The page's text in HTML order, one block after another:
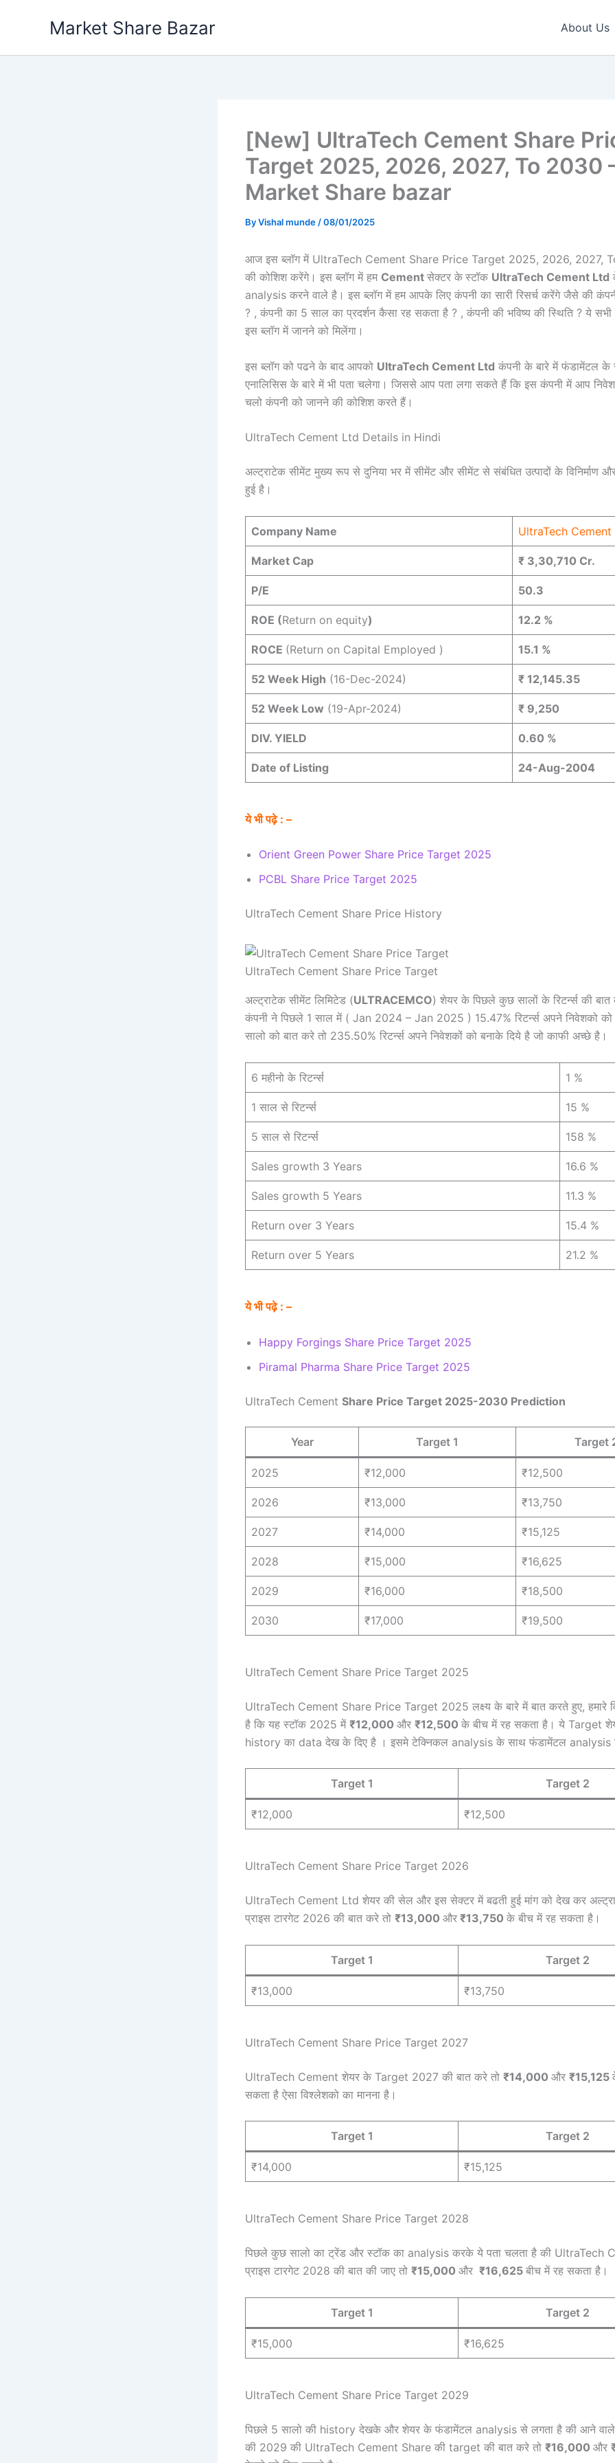
Market Share Bazar About Us
[New] UltraTech Cement Share
Target 2025, 2026, 2027, To 2030
Market Share bazar
ByVishal munde /08/01/2025
आज इस ब्लॉग में UltraTech Cement Share Price Target 2025, 2026, 2027,
की कोशिश करेंगे। इस ब्लॉग में हम Cement सेक्टर के स्टॉक UltraTech Cement Ltd
analysis करने वाले है। इस ब्लॉग में हम आपके लिए कंपनी का सारी रिसर्च करेंगे जैसे की
? , कंपनी का 5 साल का प्रदर्शन कैसा रह सकता है ? , कंपनी की भविष्य की स्थिति ? ये सभी
इस ब्लॉग में जानने को मिलेंगा।
इस ब्लॉग को पढने के बाद आपको UltraTech Cement Ltd कंपनी के बारे में फंडामेंटल के
एनालिसिस के बारे में भी पता चलेगा। जिससे आप पता लगा सकते हैं कि इस कंपनी में आप
चलो कंपनी को जानने की कोशिश करते हैं।
UltraTech Cement Ltd Details in Hindi
अल्ट्राटेक सीमेंट मुख्य रूप से दुनिया भर में सीमेंट और सीमेंट से संबंधित उत्पादों के विनिर्माण
हुई है।
Company Name UltraTech
Market Cap ₹ 3,30,710 Cr.
P/E 50.3
ROE (Return on equity) 12.2 %
ROCE (Return on Capital Employed ) 15.1 %
52 Week High (16-Dec-2024) ₹ 12,145.35
52 Week Low (19-Apr-2024) ₹ 9,250
DIV. YIELD 0.60 %
Date of Listing 24-Aug-2004
ये भी पढ़े : –
Orient Green Power Share Price Target 2025
PCBL Share Price Target 2025
UltraTech Cement Share Price History
UltraTech Cement Share Price Target
अल्ट्राटेक सीमेंट लिमिटेड (ULTRACEMCO) शेयर के पिछले कुछ सालों के रिटर्न्स की बात
कंपनी ने पिछले 1 साल में ( Jan 2024 – Jan 2025 ) 15.47% रिटर्न्स अपने निवेशको
सालो को बात करे तो 235.50% रिटर्न्स अपने निवेशकों को बनाके दिये है जो काफी अच्छे है।
6 महीनो के रिटर्न्स 1 %
1 साल से रिटर्न्स 15 %
5 साल से रिटर्न्स 158 %
Sales growth 3 Years 16.6 %
Sales growth 5 Years 11.3 %
Return over 3 Years 15.4 %
Return over 5 Years 21.2 %
ये भी पढ़े : –
Happy Forgings Share Price Target 2025
Piramal Pharma Share Price Target 2025
UltraTech Cement Share Price Target 2025-2030 Prediction
Year Target 1 Target
2025 ₹12,000 ₹12,500
2026 ₹13,000 ₹13,750
2027 ₹14,000 ₹15,125
2028 ₹15,000 ₹16,625
2029 ₹16,000 ₹18,500
2030 ₹17,000 ₹19,500
UltraTech Cement Share Price Target 2025
UltraTech Cement Share Price Target 2025 लक्ष्य के बारे में बात करते हुए, हमारे
है कि यह स्टॉक 2025 में ₹12,000 और ₹12,500 के बीच में रह सकता है। ये Target
history का data देख के दिए है । इसमे टेक्निकल analysis के साथ फंडामेंटल analysis
Target 1 Target 2
₹12,000 ₹12,500
UltraTech Cement Share Price Target 2026
UltraTech Cement Ltd शेयर की सेल और इस सेक्टर में बढती हुई मांग को देख कर
प्राइस टारगेट 2026 की बात करे तो ₹13,000 और ₹13,750 के बीच में रह सकता है।
Target 1 Target 2
₹13,000 ₹13,750
UltraTech Cement Share Price Target 2027
UltraTech Cement शेयर के Target 2027 की बात करे तो ₹14,000 और ₹15,125
सकता है ऐसा विश्लेशको का मानना है।
Target 1 Target 2
₹14,000 ₹15,125
UltraTech Cement Share Price Target 2028
पिछले कुछ सालो का ट्रेंड और स्टॉक का analysis करके ये पता चलता है की UltraTech
प्राइस टारगेट 2028 की बात की जाए तो ₹15,000 और ₹16,625 बीच में रह सकता है।
Target 1 Target 2
₹15,000 ₹16,625
UltraTech Cement Share Price Target 2029
पिछले 5 सालो की history देखके और शेयर के फंडामेंटल analysis से लगता है की आने वाले
की 2029 की UltraTech Cement Share की target की बात करे तो ₹16,000 और